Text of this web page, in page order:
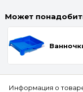
Может
Информация о